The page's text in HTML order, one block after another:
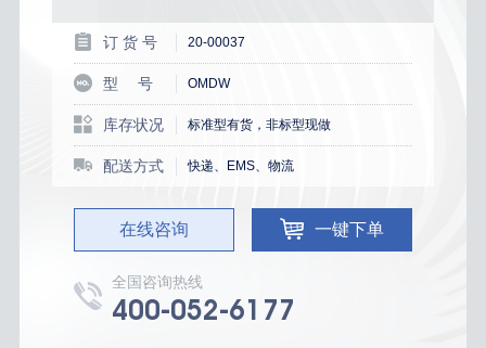
订 货 号 20-00037
型 号 OMDW
库存状况 标准型有货，非标型现做
配送方式 快递、EMS、物流
在线咨询 一键下单
全国咨询热线
400-052-6177